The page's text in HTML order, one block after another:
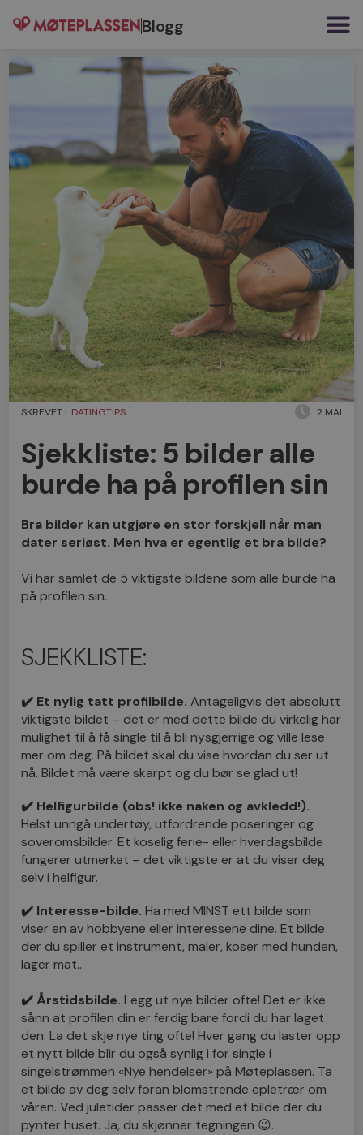
Blogg
SKREVET I: DATINGTIPS 2 MAI
Sjekkliste: 5 bilder alle
burde ha på profilen sin
Bra bilder kan utgjøre en stor forskjell når man
dater seriøst. Men hva er egentlig et bra bilde?
Vi har samlet de 5 viktigste bildene som alle burde ha
på profilen sin.
SJEKKLISTE:
✔️ Et nylig tatt profilbilde. Antageligvis det absolutt
viktigste bildet – det er med dette bilde du virkelig har
mulighet til å få single til å bli nysgjerrige og ville lese
mer om deg. På bildet skal du vise hvordan du ser ut
nå. Bildet må være skarpt og du bør se glad ut!
✔️ Helfigurbilde (obs! ikke naken og avkledd!).
Helst unngå undertøy, utfordrende poseringer og
soveromsbilder. Et koselig ferie- eller hverdagsbilde
fungerer utmerket – det viktigste er at du viser deg
selv i helfigur.
✔️ Interesse-bilde. Ha med MINST ett bilde som
viser en av hobbyene eller interessene dine. Et bilde
der du spiller et instrument, maler, koser med hunden,
lager mat…
✔️ Årstidsbilde. Legg ut nye bilder ofte! Det er ikke
sånn at profilen din er ferdig bare fordi du har laget
den. La det skje nye ting ofte! Hver gang du laster opp
et nytt bilde blir du også synlig i for single i
singelstrømmen «Nye hendelser» på Møteplassen. Ta
et bilde av deg selv foran blomstrende epletrær om
våren. Ved juletider passer det med et bilde der du
pynter huset. Ja, du skjønner tegningen 😉.